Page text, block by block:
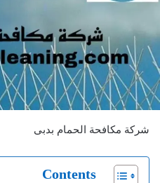
شركة مكافحة الحمام بدبى
Contents